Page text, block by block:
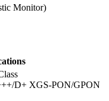
Monitor)
D+ XGS-PON/GPON